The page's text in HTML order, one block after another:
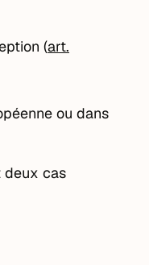
(art.
ou dans
deux cas